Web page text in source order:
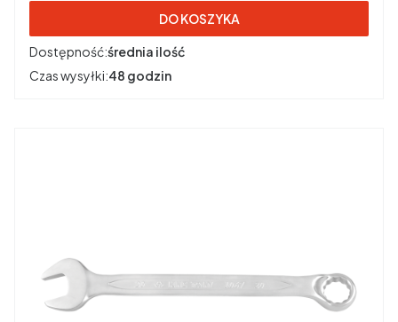
DO KOSZYKA
Dostępność:średnia ilość
Czas wysyłki:48 godzin